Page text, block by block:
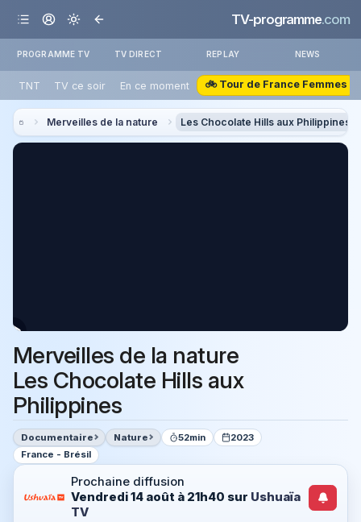
TV-programme.com
PROGRAMME TV TV DIRECT REPLAY NEWS
TNT TV ce soir En ce moment 🚲 Tour de France Femmes
Merveilles de la nature Les Chocolate Hills aux Philippines
Merveilles de la nature
Les Chocolate Hills aux
Philippines
Documentaire Nature 52min
2023
France - Brésil
Prochaine diffusion
Vendredi 14 août à 21h40 sur Ushuaïa
TV